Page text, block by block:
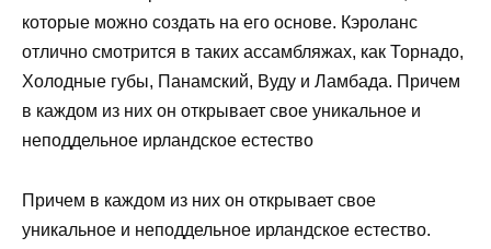
которые можно создать на его основе. Кэроланс
отлично смотрится в таких ассамбляжах, как Торнадо,
Холодные губы, Панамский, Вуду и Ламбада. Причем
в каждом из них он открывает свое уникальное и
неподдельное ирландское естество
Причем в каждом из них он открывает свое
уникальное и неподдельное ирландское естество.